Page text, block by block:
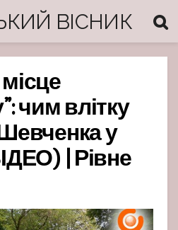
ВІСНИК
чим влітку
у
| Рівне